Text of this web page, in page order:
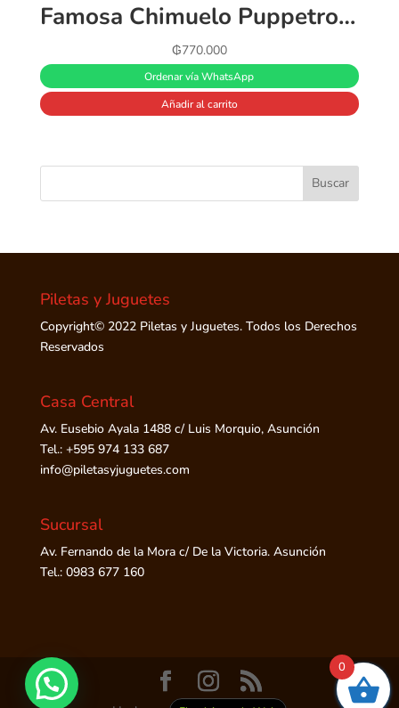
Famosa Chimuelo Puppetronic Real FX Cómo Entrenar a tu dragón, marioneta electrónica de 30 cm, +50 reacciones y Sonidos
₲770.000
Ordenar vía WhatsApp
Añadir al carrito
Piletas y Juguetes
Copyright© 2022 Piletas y Juguetes. Todos los Derechos
Reservados
Casa Central
Av. Eusebio Ayala 1488 c/ Luis Morquio, Asunción
Tel.: +595 974 133 687
info@piletasyjuguetes.com
Sucursal
Av. Fernando de la Mora c/ De la Victoria. Asunción
Tel.: 0983 677 160
0